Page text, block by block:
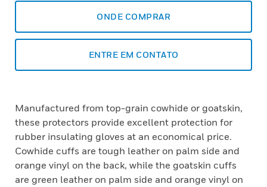
ONDE COMPRAR
ENTRE EM CONTATO
Manufactured from top-grain cowhide or goatskin,
these protectors provide excellent protection for
rubber insulating gloves at an economical price.
Cowhide cuffs are tough leather on palm side and
orange vinyl on the back, while the goatskin cuffs
are green leather on palm side and orange vinyl on